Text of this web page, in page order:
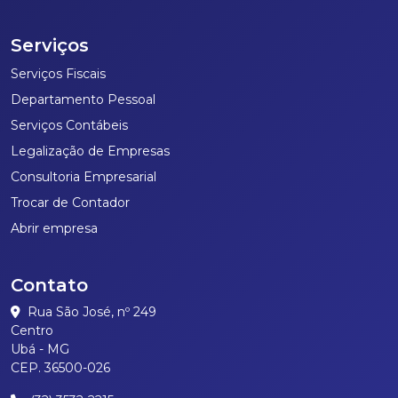
Serviços
Serviços Fiscais
Departamento Pessoal
Serviços Contábeis
Legalização de Empresas
Consultoria Empresarial
Trocar de Contador
Abrir empresa
Contato
Rua São José, nº 249
Centro
Ubá - MG
CEP. 36500-026